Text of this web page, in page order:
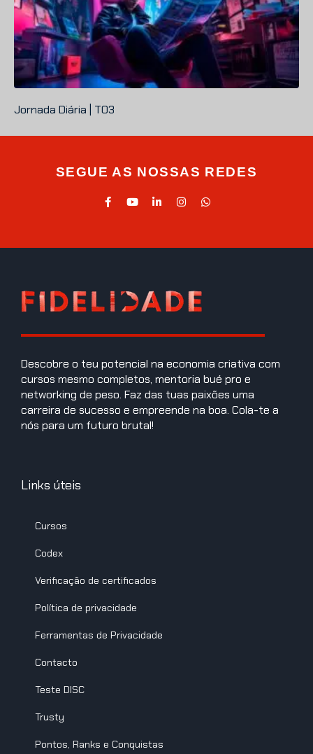
Jornada Diária | T03
SEGUE AS NOSSAS REDES
Descobre o teu potencial na economia criativa com
cursos mesmo completos, mentoria bué pro e
networking de peso. Faz das tuas paixões uma
carreira de sucesso e empreende na boa. Cola-te a
nós para um futuro brutal!
Links úteis
Cursos
Codex
Verificação de certificados
Política de privacidade
Ferramentas de Privacidade
Contacto
Teste DISC
Trusty
Pontos, Ranks e Conquistas